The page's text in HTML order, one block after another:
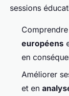
sessions
européens
en
Améliorer
et en